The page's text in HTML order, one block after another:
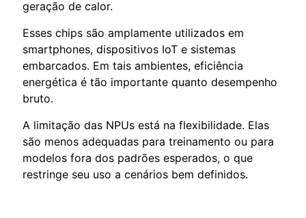
geração de calor.
Esses chips são amplamente utilizados em
smartphones, dispositivos IoT e sistemas
embarcados. Em tais ambientes, eficiência
energética é tão importante quanto desempenho
bruto.
A limitação das NPUs está na flexibilidade. Elas
são menos adequadas para treinamento ou para
modelos fora dos padrões esperados, o que
restringe seu uso a cenários bem definidos.